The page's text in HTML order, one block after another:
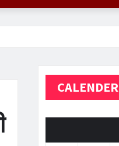
CALENDER